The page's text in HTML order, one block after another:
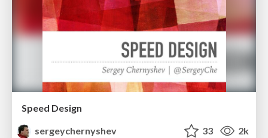
Speed Design
sergeychernyshev
33 2k